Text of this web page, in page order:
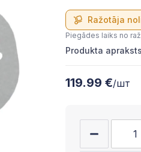
Ražotāja
Piegādes laiks no
Produkta apraksts
119.99 €/шт